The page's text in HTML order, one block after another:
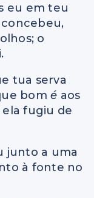
eu em teu
o
tua serva
bom é aos
ela fugiu de
junto a uma
à fonte no